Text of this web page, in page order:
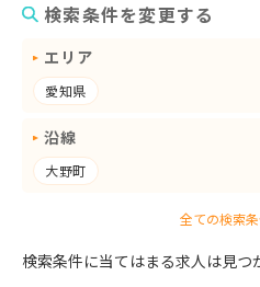
検索条件を変更する
エリア
愛知県
沿線
大野町
検索条件に当てはまる求人は見つ